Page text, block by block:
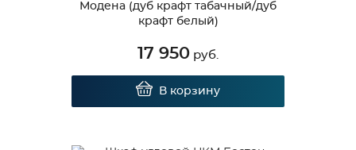
Модена (дуб крафт табачный/дуб
крафт белый)
17 950 руб.
В корзину